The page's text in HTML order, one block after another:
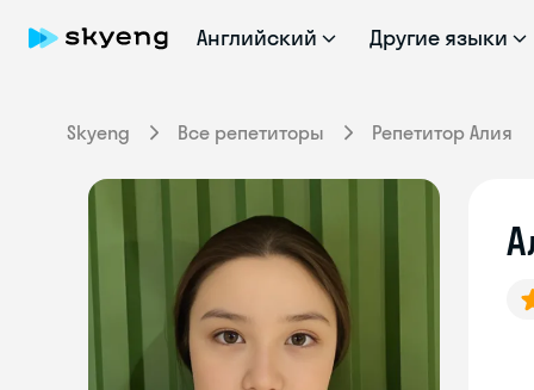
Английский Другие языки
Skyeng Все репетиторы Репетитор Алия